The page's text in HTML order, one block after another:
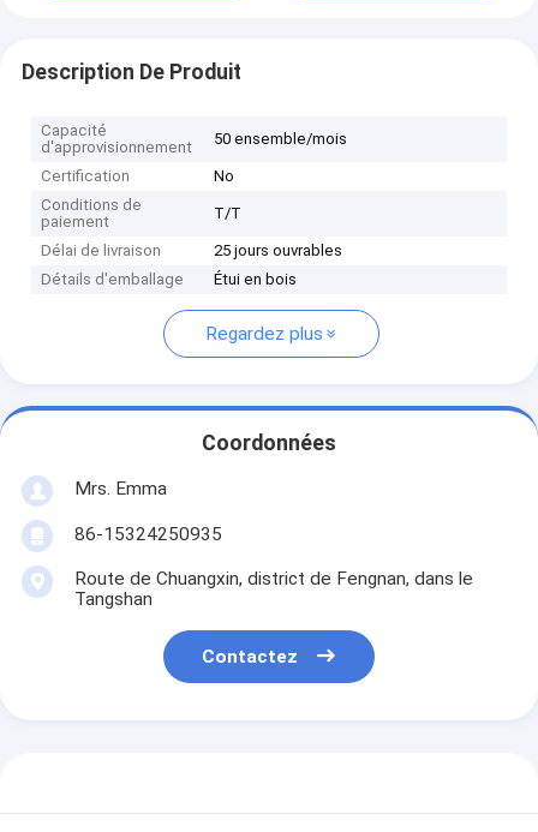
Description De Produit
Capacité
d'approvisionnement
50 ensemble/mois
Certification
No
Conditions de
paiement
T/T
Délai de livraison
25 jours ouvrables
Détails d'emballage
Étui en bois
Regardez plus
Coordonnées
Mrs. Emma
86-15324250935
Route de Chuangxin, district de Fengnan, dans le
Tangshan
Contactez